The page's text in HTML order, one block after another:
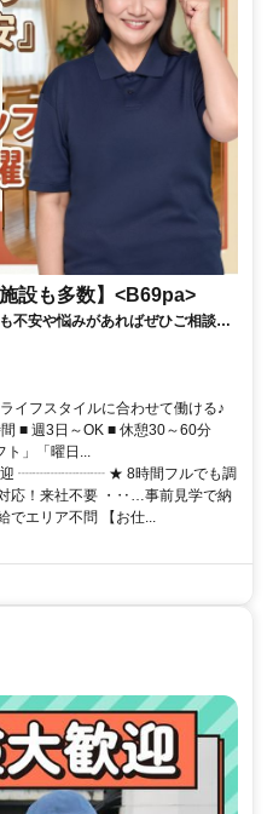
設も多数】<B69pa>
不安や悩みがあればぜひご相談く
業なし
イフスタイルに合わせて働ける♪
■ 週3日～OK ■ 休憩30～60分
ト」「曜日...
歓迎 ┈┈┈┈┈┈ ★ 8時間フルでも調
応！来社不要 ・‥…事前見学で納
でエリア不問 【お仕...